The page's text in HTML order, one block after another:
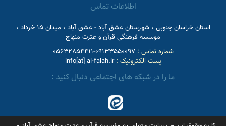
اطلاعات تماس
استان خراسان جنوبی ، شهرستان عشق آباد - عشق آباد ، میدان 15 خرداد ،
موسسه فرهنگی قرآن و عترت منهاج
شماره تماس :09133550097-05632854411
پست الکترونیک :info[at] al-falah.ir
ما را در شبکه های اجتماعی دنبال کنید :